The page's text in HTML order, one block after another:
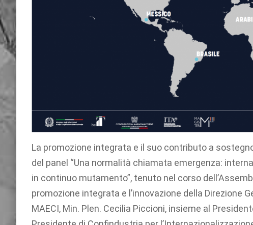
La promozione integrata e il suo contributo a
del panel “Una normalità chiamata emergenza:
in continuo mutamento”, tenuto nel corso
promozione integrata e l’innovazione della Direzione
MAECI, Min. Plen. Cecilia Piccioni, insieme al